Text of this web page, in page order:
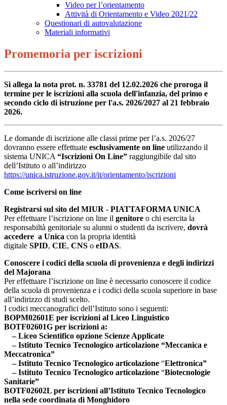
Video per l’orientamento
Attività di Orientamento e Video 2021/22
Questionari di autovalutazione
Materiali informativi
Promemoria per iscrizioni
Si allega la nota prot. n. 33781 del 12.02.2026 che proroga il
termine per le iscrizioni alla scuola dell'infanzia, del primo e
secondo ciclo di istruzione per l'a.s. 2026/2027 al 21 febbraio
2026.
Le domande di iscrizione alle classi prime per l’a.s. 2026/27
dovranno essere effettuate esclusivamente on line utilizzando il
sistema UNICA “Iscrizioni On Line” raggiungibile dal sito
dell’Istituto o all’indirizzo
https://unica.istruzione.gov.it/it/orientamento/iscrizioni
Come iscriversi on line
Registrarsi sul sito del MIUR - PIATTAFORMA UNICA
Per effettuare l’iscrizione on line il genitore o chi esercita la
responsabiltà genitoriale su alunni o studenti da iscrivere, dovrà
accedere a Unica con la propria identità
digitale SPID, CIE, CNS o eIDAS.
Conoscere i codici della scuola di provenienza e degli indirizzi
del Majorana
Per effettuare l’iscrizione on line è necessario conoscere il codice
della scuola di provenienza e i codici della scuola superiore in base
all’indirizzo di studi scelto.
I codici meccanografici dell’Istituto sono i seguenti:
BOPM02601E per iscrizioni al Liceo Linguistico
BOTF02601G per iscrizioni a:
– Liceo Scientifico opzione Scienze Applicate
– Istituto Tecnico Tecnologico articolazione “Meccanica e
Meccatronica”
– Istituto Tecnico Tecnologico articolazione “Elettronica”
– Istituto Tecnico Tecnologico articolazione “Biotecnologie
Sanitarie”
BOTF02602L per iscrizioni all’Istituto Tecnico Tecnologico
nella sede coordinata di Monghidoro